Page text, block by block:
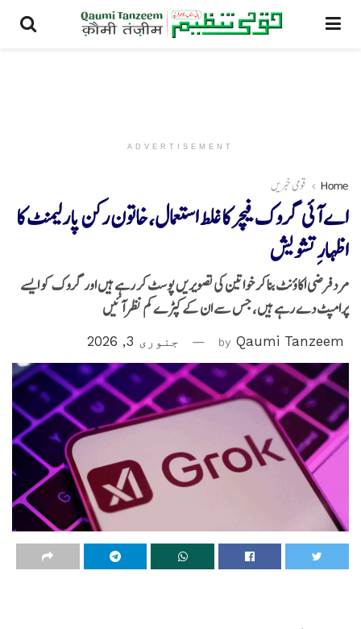
ADVERTISEMENT
Home قومی خبریں
اے آئی گروک فیچر کا غلط استعمال، خاتون رکن پارلیمنٹ کا
اظہارِ تشویش
مرد فرضی اکاؤنٹ بنا کر خواتین کی تصویریں پوسٹ کر رہے ہیں اور گروک کو ایسے
پرامپٹ دے رہے ہیں، جس سے ان کے کپڑے کم نظر آئیں
by Qaumi Tanzeem جنوری 3, 2026